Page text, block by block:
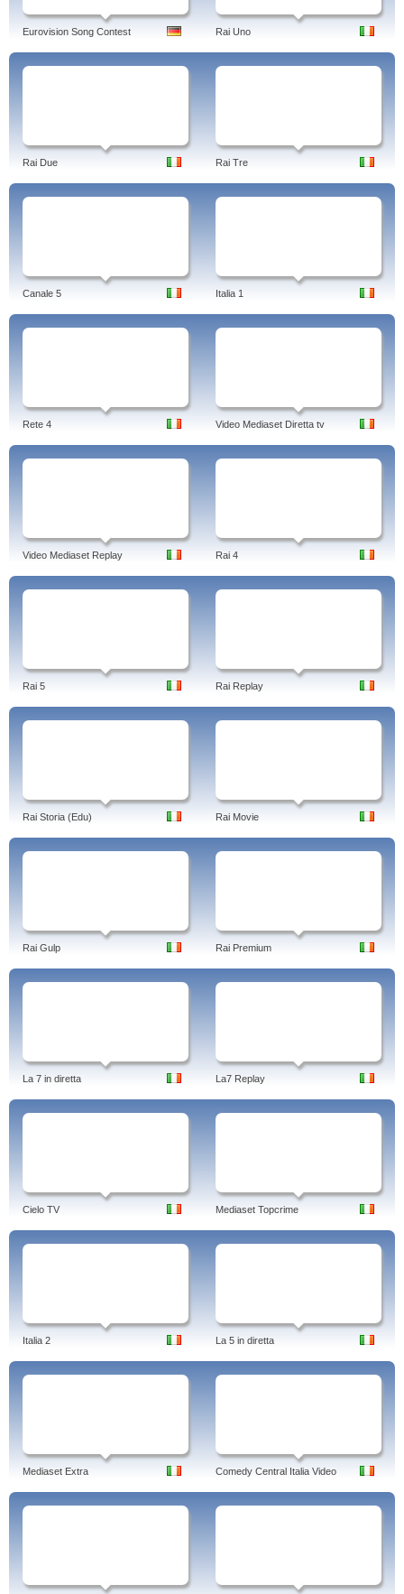
Eurovision Song Contest Rai Uno
Rai Due Rai Tre
Canale 5 Italia 1
Rete 4 Video Mediaset Diretta tv
Video Mediaset Replay Rai 4
Rai 5 Rai Replay
Rai Storia (Edu) Rai Movie
Rai Gulp Rai Premium
La 7 in diretta La7 Replay
Cielo TV Mediaset Topcrime
Italia 2 La 5 in diretta
Mediaset Extra Comedy Central Italia Video